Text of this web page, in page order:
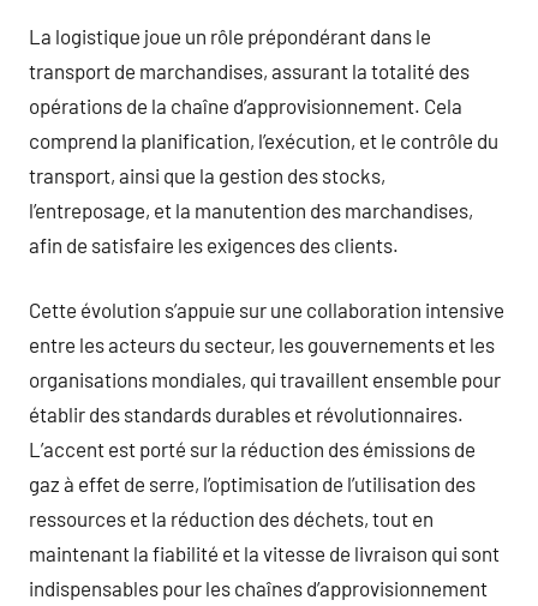
La logistique joue un rôle prépondérant dans le
transport de marchandises, assurant la totalité des
opérations de la chaîne d’approvisionnement. Cela
comprend la planification, l’exécution, et le contrôle du
transport, ainsi que la gestion des stocks,
l’entreposage, et la manutention des marchandises,
afin de satisfaire les exigences des clients.
Cette évolution s’appuie sur une collaboration intensive
entre les acteurs du secteur, les gouvernements et les
organisations mondiales, qui travaillent ensemble pour
établir des standards durables et révolutionnaires.
L’accent est porté sur la réduction des émissions de
gaz à effet de serre, l’optimisation de l’utilisation des
ressources et la réduction des déchets, tout en
maintenant la fiabilité et la vitesse de livraison qui sont
indispensables pour les chaînes d’approvisionnement